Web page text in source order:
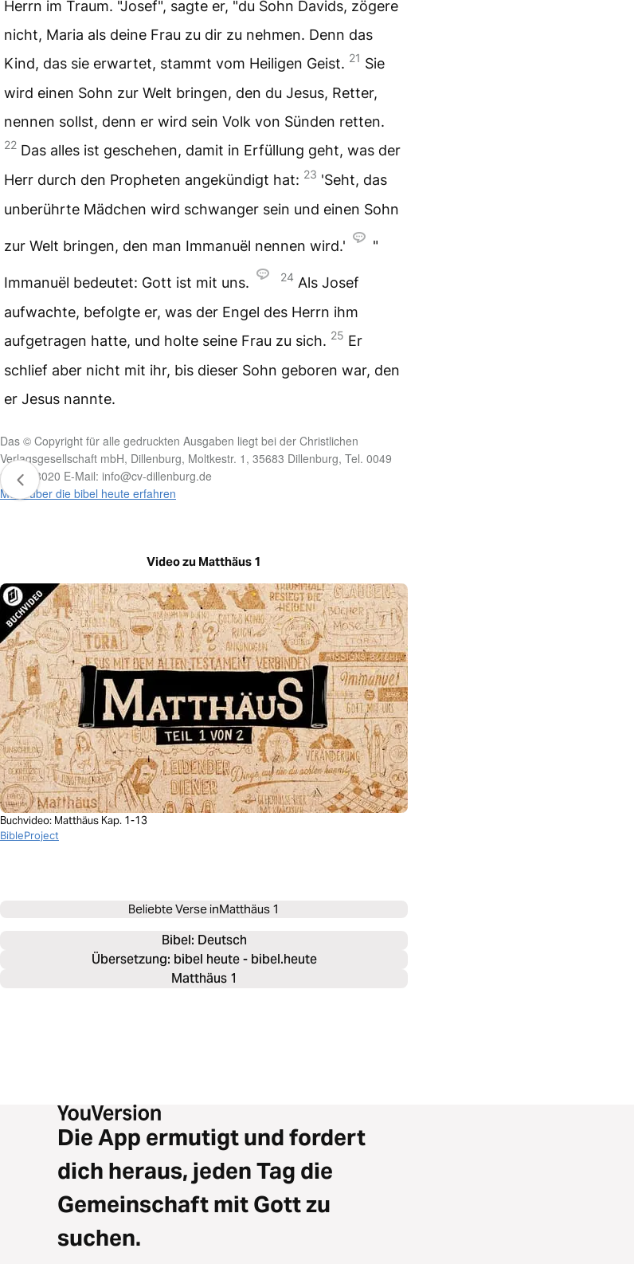
Herrn im Traum. "Josef", sagte er, "du Sohn Davids, zögere
nicht, Maria als deine Frau zu dir zu nehmen. Denn das
Kind, das sie erwartet, stammt vom Heiligen Geist. 21 Sie
wird einen Sohn zur Welt bringen, den du Jesus, Retter,
nennen sollst, denn er wird sein Volk von Sünden retten.
22 Das alles ist geschehen, damit in Erfüllung geht, was der
Herr durch den Propheten angekündigt hat: 23 'Seht, das
unberührte Mädchen wird schwanger sein und einen Sohn
zur Welt bringen, den man Immanuël nennen wird.' "
Immanuël bedeutet: Gott ist mit uns. 24 Als Josef
aufwachte, befolgte er, was der Engel des Herrn ihm
aufgetragen hatte, und holte seine Frau zu sich. 25 Er
schlief aber nicht mit ihr, bis dieser Sohn geboren war, den
er Jesus nannte.
Das © Copyright für alle gedruckten Ausgaben liegt bei der Christlichen
Verlagsgesellschaft mbH, Dillenburg, Moltkestr. 1, 35683 Dillenburg, Tel. 0049
2771 83020 E-Mail: info@cv-dillenburg.de
Mehr über die bibel heute erfahren
Video zu Matthäus 1
Buchvideo: Matthäus Kap. 1-13
BibleProject
Beliebte Verse inMatthäus 1
Bibel: Deutsch
Übersetzung: bibel heute - bibel.heute
Matthäus 1
Die App ermutigt und fordert
dich heraus, jeden Tag die
Gemeinschaft mit Gott zu
suchen.